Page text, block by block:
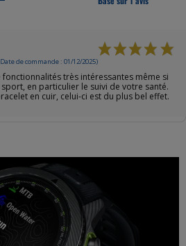
de commande : 01/12/2025)
très intéressantes même si
en particulier le suivi de votre santé.
en cuir, celui-ci est du plus bel effet.